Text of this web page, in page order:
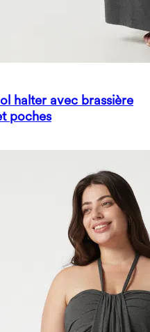
halter avec brassière
poches